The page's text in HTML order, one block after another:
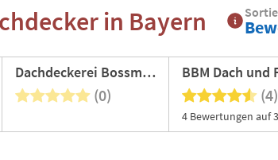
in Bayern
Dachdeckerei Bossmann GmbH
(0) (4)
4 Bewertungen auf